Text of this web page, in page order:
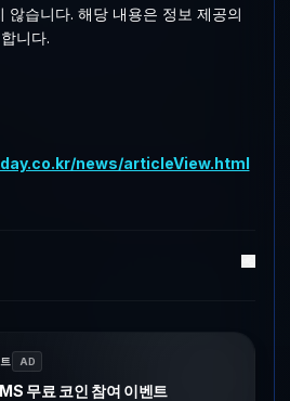
않습니다. 해당 내용은 정보 제공의
니다.
news/articleView.html
AD
무료 코인 참여 이벤트